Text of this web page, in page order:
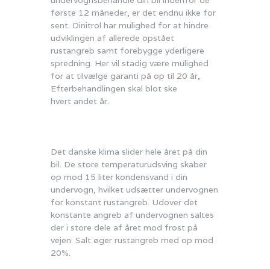
første 12 måneder, er det endnu ikke for
sent. Dinitrol har mulighed for at hindre
udviklingen af allerede opstået
rustangreb samt forebygge yderligere
spredning. Her vil stadig være mulighed
for at tilvælge garanti på op til 20 år,
Efterbehandlingen skal blot ske
hvert andet år.
Det danske klima slider hele året på din
bil. De store temperaturudsving skaber
op mod 15 liter kondensvand i din
undervogn, hvilket udsætter undervognen
for konstant rustangreb. Udover det
konstante angreb af undervognen saltes
der i store dele af året mod frost på
vejen. Salt øger rustangreb med op mod
20%.